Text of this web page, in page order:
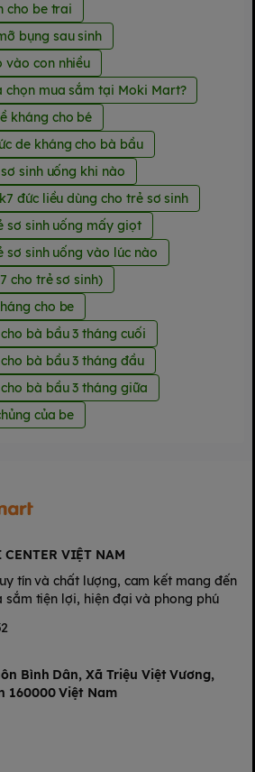
cho be trai
bụng sau sinh
vào con nhiều
chọn mua sắm tại Moki Mart?
kháng cho bé
de kháng cho bà bầu
sinh uống khi nào
đức liều dùng cho trẻ sơ sinh
sơ sinh uống mấy giọt
sơ sinh uống vào lúc nào
cho trẻ sơ sinh)
cho be
bà bầu 3 tháng cuối
bà bầu 3 tháng đầu
bà bầu 3 tháng giữa
của be
VIỆT NAM
tín và chất lượng, cam kết mang đến
sắm tiện lợi, hiện đại và phong phú
Bình Dân, Xã Triệu Việt Vương,
160000 Việt Nam